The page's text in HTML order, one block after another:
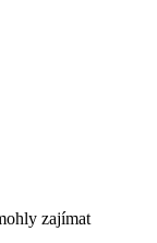
zajímat